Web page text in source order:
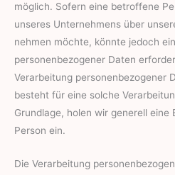
möglich. Sofern eine betroffene
unseres Unternehmens über
nehmen möchte, könnte jedoch
personenbezogener Daten
Verarbeitung personenbezogener
besteht für eine solche
Grundlage, holen wir generell eine
Person ein.
Die Verarbeitung